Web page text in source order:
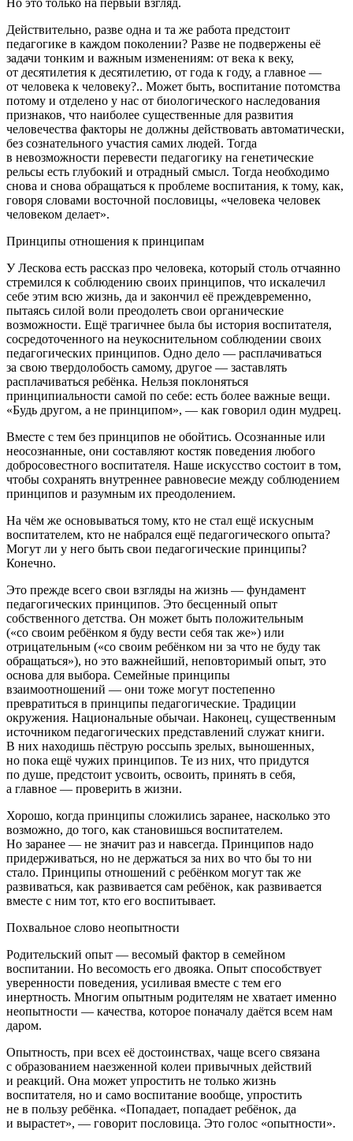
Но это только на первый взгляд.
Действительно, разве одна и та же работа предстоит
педагогике в каждом поколении? Разве не подвержены её
задачи тонким и важным изменениям: от века к веку,
от десятилетия к десятилетию, от года к году, а главное —
от человека к человеку?.. Может быть, воспитание потомства
потому и отделено у нас от биологического наследования
признаков, что наиболее существенные для развития
человечества факторы не должны действовать автоматически,
без сознательного участия самих людей. Тогда
в невозможности перевести педагогику на генетические
рельсы есть глубокий и отрадный смысл. Тогда необходимо
снова и снова обращаться к проблеме воспитания, к тому, как,
говоря словами восточной пословицы, «человека человек
человеком делает».
Принципы отношения к принципам
У Лескова есть рассказ про человека, который столь отчаянно
стремился к соблюдению своих принципов, что искалечил
себе этим всю жизнь, да и закончил её преждевременно,
пытаясь силой воли преодолеть свои органические
возможности. Ещё трагичнее была бы история воспитателя,
сосредоточенного на неукоснительном соблюдении своих
педагогических принципов. Одно дело — расплачиваться
за свою твердолобость самому, другое — заставлять
расплачиваться ребёнка. Нельзя поклоняться
принципиальности самой по себе: есть более важные вещи.
«Будь другом, а не принципом», — как говорил один мудрец.
Вместе с тем без принципов не обойтись. Осознанные или
неосознанные, они составляют костяк поведения любого
добросовестного воспитателя. Наше искусство состоит в том,
чтобы сохранять внутреннее равновесие между соблюдением
принципов и разумным их преодолением.
На чём же основываться тому, кто не стал ещё искусным
воспитателем, кто не набрался ещё педагогического опыта?
Могут ли у него быть свои педагогические принципы?
Конечно.
Это прежде всего свои взгляды на жизнь — фундамент
педагогических принципов. Это бесценный опыт
собственного детства. Он может быть положительным
(«со своим ребёнком я буду вести себя так же») или
отрицательным («со своим ребёнком ни за что не буду так
обращаться»), но это важнейший, неповторимый опыт, это
основа для выбора. Семейные принципы
взаимоотношений — они тоже могут постепенно
превратиться в принципы педагогические. Традиции
окружения. Национальные обычаи. Наконец, существенным
источником педагогических представлений служат книги.
В них находишь пёструю россыпь зрелых, выношенных,
но пока ещё чужих принципов. Те из них, что придутся
по душе, предстоит усвоить, освоить, принять в себя,
а главное — проверить в жизни.
Хорошо, когда принципы сложились заранее, насколько это
возможно, до того, как становишься воспитателем.
Но заранее — не значит раз и навсегда. Принципов надо
придерживаться, но не держаться за них во что бы то ни
стало. Принципы отношений с ребёнком могут так же
развиваться, как развивается сам ребёнок, как развивается
вместе с ним тот, кто его воспитывает.
Похвальное слово неопытности
Родительский опыт — весомый фактор в семейном
воспитании. Но весомость его двояка. Опыт способствует
уверенности поведения, усиливая вместе с тем его
инертность. Многим опытным родителям не хватает именно
неопытности — качества, которое поначалу даётся всем нам
даром.
Опытность, при всех её достоинствах, чаще всего связана
с образованием наезженной колеи привычных действий
и реакций. Она может упростить не только жизнь
воспитателя, но и само воспитание вообще, упростить
не в пользу ребёнка. «Попадает, попадает ребёнок, да
и вырастет», — говорит пословица. Это голос «опытности».